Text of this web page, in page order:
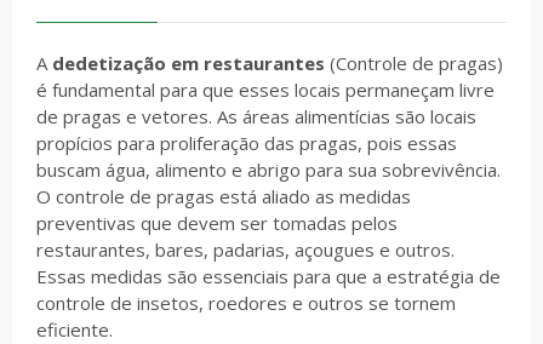
A dedetização em restaurantes (Controle de pragas)
é fundamental para que esses locais permaneçam livre
de pragas e vetores. As áreas alimentícias são locais
propícios para proliferação das pragas, pois essas
buscam água, alimento e abrigo para sua sobrevivência.
O controle de pragas está aliado as medidas
preventivas que devem ser tomadas pelos
restaurantes, bares, padarias, açougues e outros.
Essas medidas são essenciais para que a estratégia de
controle de insetos, roedores e outros se tornem
eficiente.